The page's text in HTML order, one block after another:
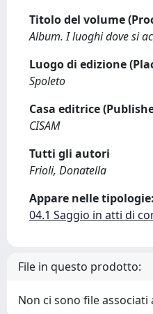
Titolo del volume
Album. I luoghi dove si
Luogo di edizione
Spoleto
Casa editrice
CISAM
Tutti gli autori
Frioli, Donatella
Appare nelle tipologie:
04.1 Saggio in atti di
File in questo prodotto:
Non ci sono file